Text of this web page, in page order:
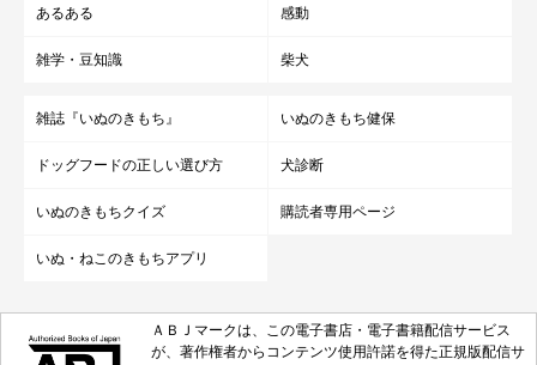
あるある 感動
雑学・豆知識 柴犬
雑誌『いぬのきもち』 いぬのきもち健保
ドッグフードの正しい選び方 犬診断
いぬのきもちクイズ 購読者専用ページ
いぬ・ねこのきもちアプリ
ＡＢＪマークは、この電子書店・電子書籍配信サービス
が、著作権者からコンテンツ使用許諾を得た正規版配信サ